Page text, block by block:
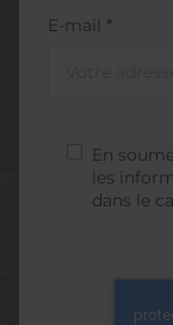
E-mail *
En
les
dans le